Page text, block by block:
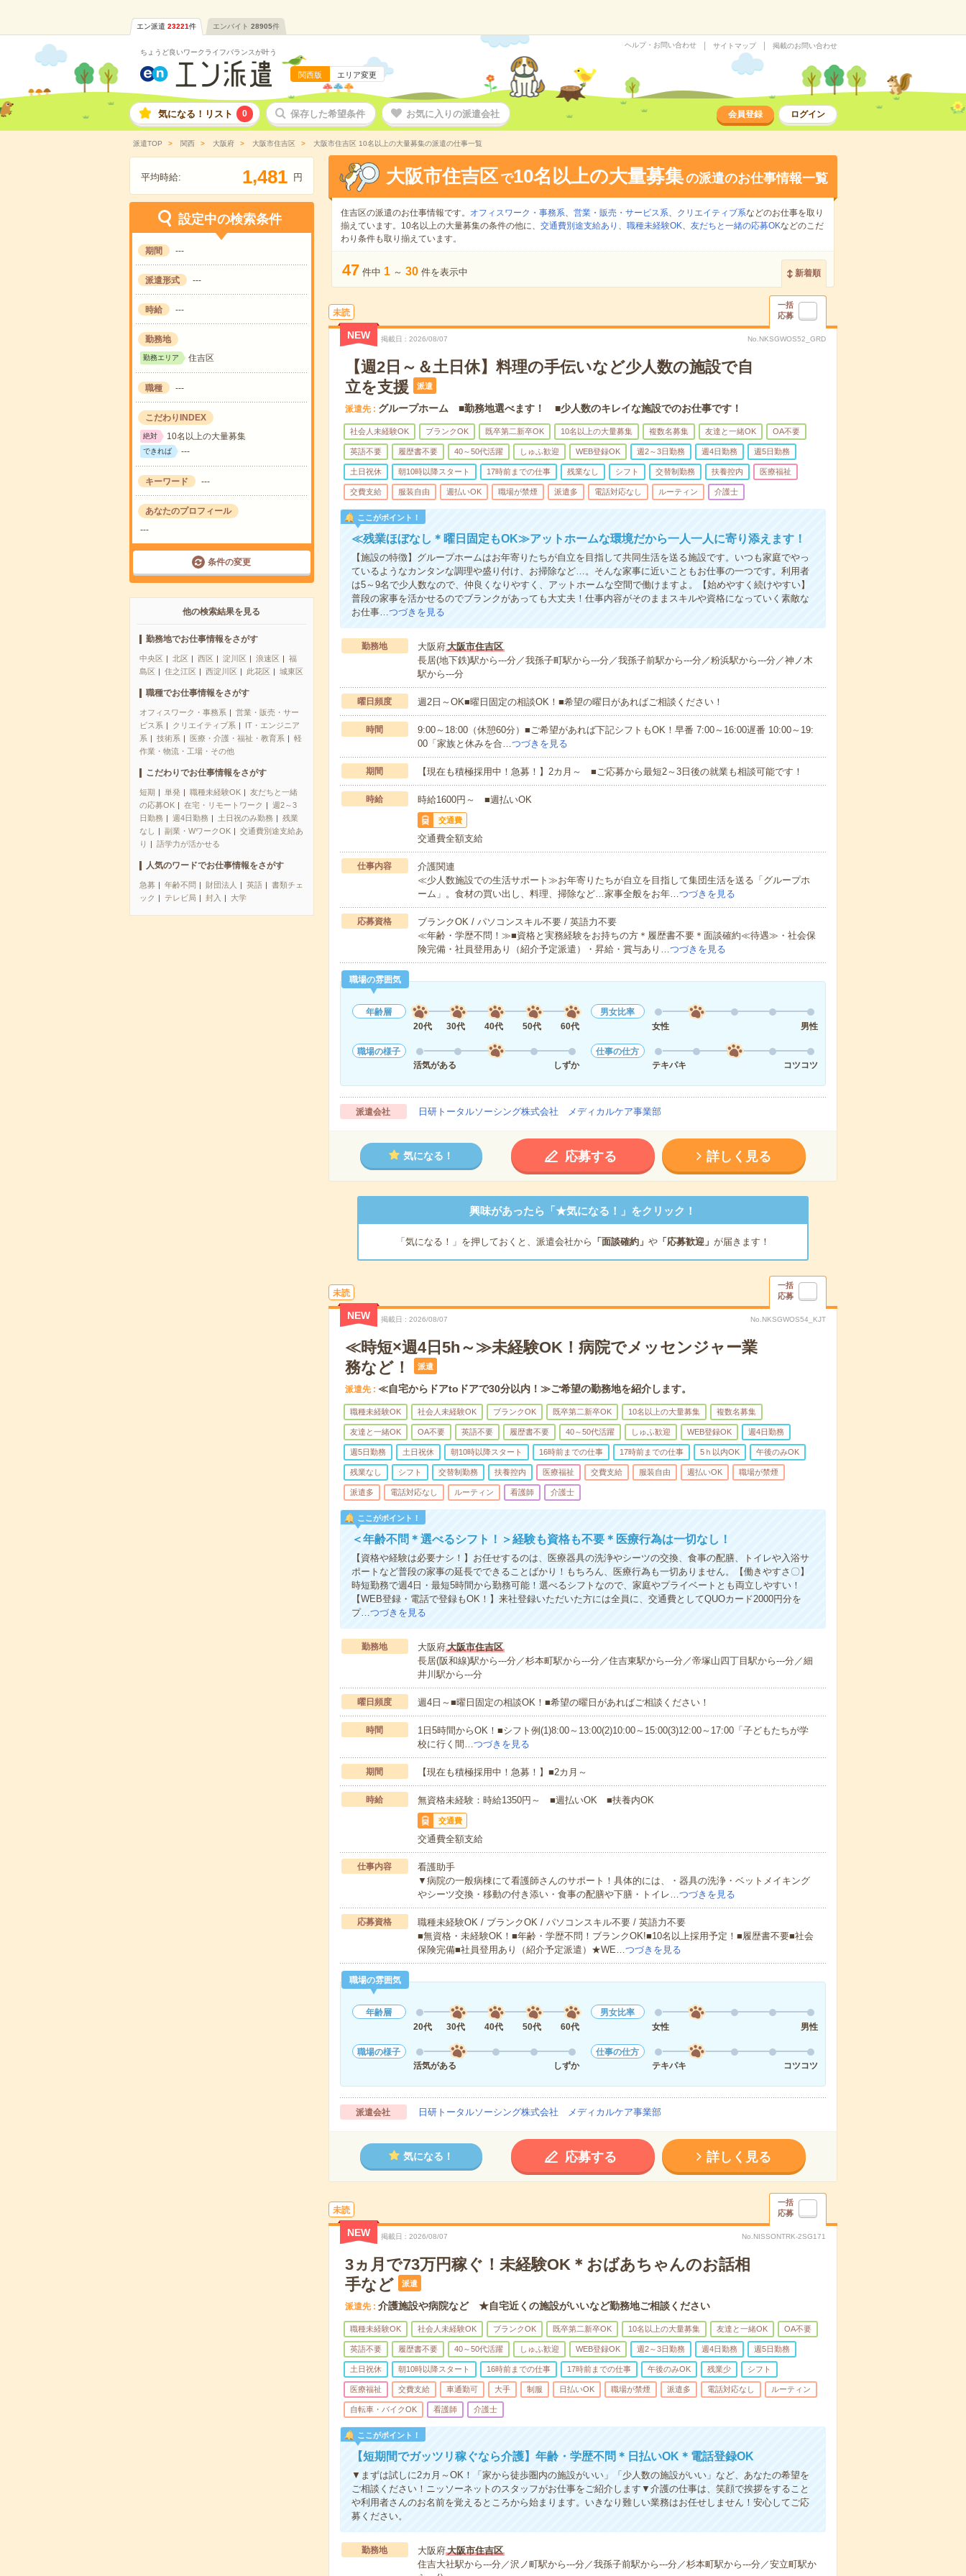
エン派遣 23221件 エンバイト 28905件
ちょうど良いワークライフバランスが叶う
関西版 エリア変更
ヘルプ・お問い合わせ サイトマップ 掲載のお問い合わせ
気になる！リスト 0 保存した希望条件 お気に入りの派遣会社 会員登録 ログイン
派遣TOP 関西 大阪府 大阪市住吉区 大阪市住吉区 10名以上の大量募集の派遣の仕事一覧
平均時給: 1,481 円
設定中の検索条件
期間 ---
派遣形式 ---
時給 ---
勤務地
勤務エリア 住吉区
職種 ---
こだわりINDEX
絶対 10名以上の大量募集
できれば ---
キーワード ---
あなたのプロフィール
---
条件の変更
他の検索結果を見る
勤務地でお仕事情報をさがす
中央区 北区 西区 淀川区 浪速区
福
島区
住之江区 西淀川区 此花区 城東区
職種でお仕事情報をさがす
オフィスワーク・事務系
営業・販売・サー
ビス系
クリエイティブ系
IT・エンジニア
系
技術系 医療・介護・福祉・教育系
軽
作業・物流・工場・その他
こだわりでお仕事情報をさがす
短期 単発 職種未経験OK
友だちと一緒
の応募OK
在宅・リモートワーク
週2～3
日勤務
週4日勤務 土日祝のみ勤務
残業
なし
副業・WワークOK
交通費別途支給あ
り
語学力が活かせる
人気のワードでお仕事情報をさがす
急募 年齢不問 財団法人 英語
書類チェ
ック
テレビ局 封入 大学
大阪市住吉区 で10名以上の大量募集の派遣のお仕事情報一覧
住吉区の派遣のお仕事情報です。 オフィスワーク・事務系、 営業・販売・サービス系、 クリエイティブ系などのお仕事を取り
揃えています。10名以上の大量募集の条件の他に、 交通費別途支給あり 、 職種未経験OK、 友だちと一緒の応募OKなどのこだ
わり条件も取り揃えています。
47 件中 1 ～ 30 件を表示中 新着順
未読
一括
応募
NEW 掲載日 2026/08/07 No.NKSGWOS52_GRD
【週2日～＆土日休】料理の手伝いなど少人数の施設で自
立を支援
派遣
派遣先 グループホーム ■勤務地選べます！ ■少人数のキレイな施設でのお仕事です！
社会人未経験OK ブランクOK 既卒第二新卒OK 10名以上の大量募集 複数名募集 友達と一緒OK OA不要
英語不要 履歴書不要 40～50代活躍 しゅふ歓迎 WEB登録OK 週2～3日勤務 週4日勤務 週5日勤務
土日祝休 朝10時以降スタート 17時前までの仕事 残業なし シフト 交替制勤務 扶養控内 医療福祉
交費支給 服装自由 週払いOK 職場が禁煙 派遣多 電話対応なし ルーティン 介護士
ここがポイント！
≪残業ほぼなし＊曜日固定もOK≫アットホームな環境だから一人一人に寄り添えます！
【施設の特徴】グループホームはお年寄りたちが自立を目指して共同生活を送る施設です。いつも家庭でやっ
ているようなカンタンな調理や盛り付け、お掃除など…。そんな家事に近いこともお仕事の一つです。利用者
は5～9名で少人数なので、仲良くなりやすく、アットホームな空間で働けますよ。【始めやすく続けやすい】
普段の家事を活かせるのでブランクがあっても大丈夫！仕事内容がそのままスキルや資格になっていく素敵な
お仕事…つづきを見る
勤務地 大阪府大阪市住吉区
長居(地下鉄)駅から---分／我孫子町駅から---分／我孫子前駅から---分／粉浜駅から---分／神ノ木
駅から---分
曜日頻度 週2日～OK■曜日固定の相談OK！■希望の曜日があればご相談ください！
時間
9:00～18:00（休憩60分）■ご希望があれば下記シフトもOK！早番 7:00～16:00遅番 10:00～19:
00「家族と休みを合…つづきを見る
期間 【現在も積極採用中！急募！】2カ月～ ■ご応募から最短2～3日後の就業も相談可能です！
時給 時給1600円～ ■週払いOK
交通費
交通費全額支給
仕事内容
介護関連
≪少人数施設での生活サポート≫お年寄りたちが自立を目指して集団生活を送る「グループホ
ーム」。食材の買い出し、料理、掃除など…家事全般をお年…つづきを見る
応募資格
ブランクOK / パソコンスキル不要 / 英語力不要
≪年齢・学歴不問！≫■資格と実務経験をお持ちの方＊履歴書不要＊面談確約≪待遇≫・社会保
険完備・社員登用あり（紹介予定派遣）・昇給・賞与あり…つづきを見る
職場の雰囲気
年齢層
20代
30代 40代 50代 60代
男女比率
女性
男性
職場の様子
活気がある
しずか
仕事の仕方
テキパキ
コツコツ
派遣会社 日研トータルソーシング株式会社 メディカルケア事業部
気になる！ 応募する 詳しく見る
興味があったら「★気になる！」をクリック！
「気になる！」を押しておくと、派遣会社から 「面談確約」 や「応募歓迎」 が届きます！
未読
一括
応募
NEW 掲載日 2026/08/07 No.NKSGWOS54_KJT
≪時短×週4日5h～≫未経験OK！病院でメッセンジャー業
務など！
派遣
派遣先 ≪自宅からドアtoドアで30分以内！≫ご希望の勤務地を紹介します。
職種未経験OK 社会人未経験OK ブランクOK 既卒第二新卒OK 10名以上の大量募集 複数名募集
友達と一緒OK OA不要 英語不要 履歴書不要 40～50代活躍 しゅふ歓迎 WEB登録OK 週4日勤務
週5日勤務 土日祝休 朝10時以降スタート 16時前までの仕事 17時前までの仕事 5ｈ以内OK 午後のみOK
残業なし シフト 交替制勤務 扶養控内 医療福祉 交費支給 服装自由 週払いOK 職場が禁煙
派遣多 電話対応なし ルーティン 看護師 介護士
ここがポイント！
＜年齢不問＊選べるシフト！＞経験も資格も不要＊医療行為は一切なし！
【資格や経験は必要ナシ！】お任せするのは、医療器具の洗浄やシーツの交換、食事の配膳、トイレや入浴サ
ポートなど普段の家事の延長でできることばかり！もちろん、医療行為も一切ありません。【働きやすさ〇】
時短勤務で週4日・最短5時間から勤務可能！選べるシフトなので、家庭やプライベートとも両立しやすい！
【WEB登録・電話で登録もOK！】来社登録いただいた方には全員に、交通費としてQUOカード2000円分を
プ…つづきを見る
勤務地 大阪府大阪市住吉区
長居(阪和線)駅から---分／杉本町駅から---分／住吉東駅から---分／帝塚山四丁目駅から---分／細
井川駅から---分
曜日頻度 週4日～■曜日固定の相談OK！■希望の曜日があればご相談ください！
時間
1日5時間からOK！■シフト例(1)8:00～13:00(2)10:00～15:00(3)12:00～17:00「子どもたちが学
校に行く間…つづきを見る
期間 【現在も積極採用中！急募！】■2カ月～
時給 無資格未経験：時給1350円～ ■週払いOK ■扶養内OK
交通費
交通費全額支給
仕事内容
看護助手
▼病院の一般病棟にて看護師さんのサポート！具体的には、・器具の洗浄・ベットメイキング
やシーツ交換・移動の付き添い・食事の配膳や下膳・トイレ…つづきを見る
応募資格
職種未経験OK / ブランクOK / パソコンスキル不要 / 英語力不要
■無資格・未経験OK！■年齢・学歴不問！ブランクOK!■10名以上採用予定！■履歴書不要■社会
保険完備■社員登用あり（紹介予定派遣）★WE…つづきを見る
職場の雰囲気
年齢層
20代
30代 40代 50代 60代
男女比率
女性
男性
職場の様子
活気がある
しずか
仕事の仕方
テキパキ
コツコツ
派遣会社 日研トータルソーシング株式会社 メディカルケア事業部
気になる！ 応募する 詳しく見る
未読
一括
応募
NEW 掲載日 2026/08/07 No.NISSONTRK-2SG171
3ヵ月で73万円稼ぐ！未経験OK＊おばあちゃんのお話相
手など
派遣
派遣先 介護施設や病院など ★自宅近くの施設がいいなど勤務地ご相談ください
職種未経験OK 社会人未経験OK ブランクOK 既卒第二新卒OK 10名以上の大量募集 友達と一緒OK OA不要
英語不要 履歴書不要 40～50代活躍 しゅふ歓迎 WEB登録OK 週2～3日勤務 週4日勤務 週5日勤務
土日祝休 朝10時以降スタート 16時前までの仕事 17時前までの仕事 午後のみOK 残業少 シフト
医療福祉 交費支給 車通勤可 大手 制服 日払いOK 職場が禁煙 派遣多 電話対応なし ルーティン
自転車・バイクOK 看護師 介護士
ここがポイント！
【短期間でガッツリ稼ぐなら介護】年齢・学歴不問＊日払いOK＊電話登録OK
▼まずは試しに2カ月～OK！「家から徒歩圏内の施設がいい」「少人数の施設がいい」など、あなたの希望を
ご相談ください！ニッソーネットのスタッフがお仕事をご紹介します▼介護の仕事は、笑顔で挨拶をすること
や利用者さんのお名前を覚えるところから始まります。いきなり難しい業務はお任せしません！安心してご応
募ください。
勤務地 大阪府大阪市住吉区
住吉大社駅から---分／沢ノ町駅から---分／我孫子前駅から---分／杉本町駅から---分／安立町駅か